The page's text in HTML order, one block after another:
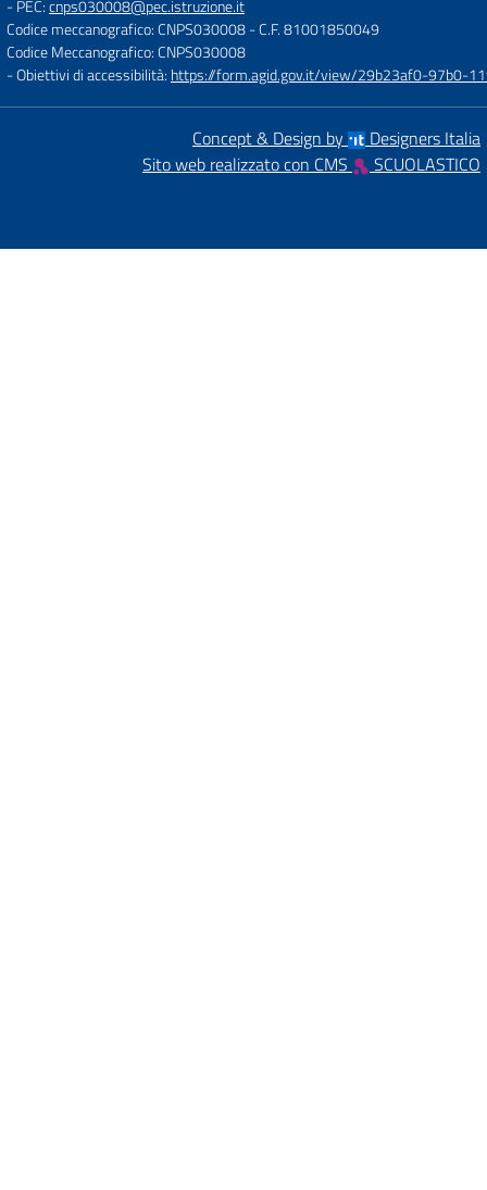
- PEC:cnps030008@pec.istruzione.it
Codice meccanografico: CNPS030008- C.F. 81001850049
Codice Meccanografico: CNPS030008
- Obiettivi di accessibilità: https://form.agid.gov.it/view/29b23af0-97b0-
Concept & Design by
Designers Italia
Sito web realizzato con CMS
SCUOLASTICO